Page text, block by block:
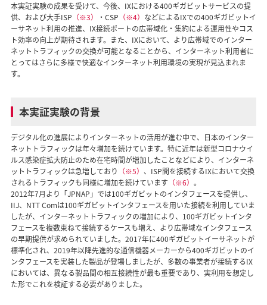
本実証実験の成果を受けて、今後、IXにおける400ギガビットサービスの提
供、および大手ISP （※3） ・CSP （※4） などによるIXでの400ギガビットイ
ーサネット利用の推進、IX接続ポートの広帯域化・集約による運用性やコス
ト効率の向上が期待されます。また、IXにおいて、より広帯域でのインター
ネットトラフィックの交換が可能となることから、インターネット利用者に
とってはさらに多様で快適なインターネット利用環境の実現が見込まれま
す。
本実証実験の背景
デジタル化の進展によりインターネットの活用が進む中で、日本のインター
ネットトラフィックは年々増加を続けています。特に近年は新型コロナウイ
ルス感染症拡大防止のため在宅時間が増加したことなどにより、インターネ
ットトラフィックは急増しており （※5） 、ISP間を接続するIXにおいて交換
されるトラフィックも同様に増加を続けています （※6） 。
2012年7月より「JPNAP」では100ギガビットのインタフェースを提供し、
IIJ、NTT Comは100ギガビットインタフェースを用いた接続を利用していま
したが、インターネットトラフィックの増加により、100ギガビットインタ
フェースを複数束ねて接続するケースも増え、より広帯域なインタフェース
の早期提供が求められていました。2017年に400ギガビットイーサネットが
標準化され、2019年以降先進的な通信機器メーカーから400ギガビットのイ
ンタフェースを実装した製品が登場しましたが、多数の事業者が接続するIX
においては、異なる製品間の相互接続性が最も重要であり、実利用を想定し
た形でこれを検証する必要がありました。